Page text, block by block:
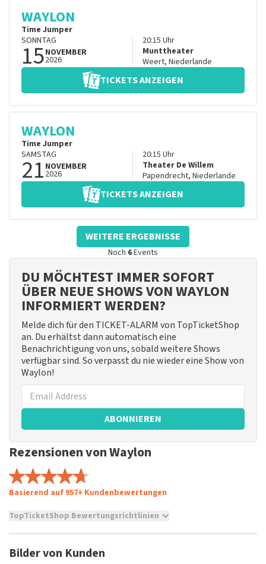
WAYLON
Time Jumper
SONNTAG
15NOVEMBER
2026
20:15 Uhr
Munttheater
Weert, Niederlande
TICKETS ANZEIGEN
WAYLON
Time Jumper
SAMSTAG
21 NOVEMBER
2026
20:15 Uhr
Theater De Willem
Papendrecht, Niederlande
TICKETS ANZEIGEN
WEITERE ERGEBNISSE
Noch 6Events
DU MÖCHTEST IMMER SOFORT
ÜBER NEUE SHOWS VON WAYLON
INFORMIERT WERDEN?
Melde dich für den TICKET-ALARM von TopTicketShop
an. Du erhältst dann automatisch eine
Benachrichtigung von uns, sobald weitere Shows
verfügbar sind. So verpasst du nie wieder eine Show von
Waylon!
ABONNIEREN
Rezensionen von Waylon
Basierend auf 957+ Kundenbewertungen
TopTicketShop Bewertungsrichtlinien
Es ist nicht möglich, eine Bewertung abzugeben, wenn du
Bilder von Kunden